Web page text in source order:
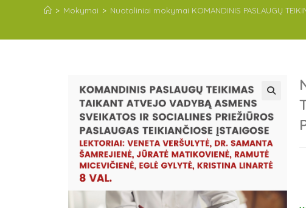
> Mokymai > Nuotoliniai mokymai KOMANDINIS PASLAUGŲ